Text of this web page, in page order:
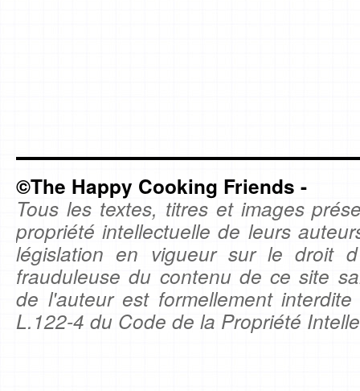
©The Happy Cooking Friends -
Tous les textes, titres et images
propriété intellectuelle de leurs
législation en vigueur sur le droit
frauduleuse du contenu de ce site
de l'auteur est formellement
L.122-4 du Code de la Propriété